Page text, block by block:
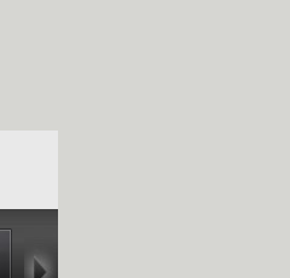
映礼国家文物局